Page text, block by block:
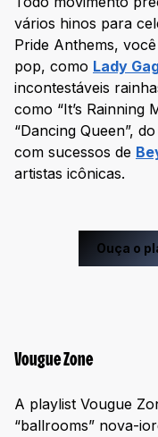
vários hinos para
Pride Anthems,
pop, como Lady
incontestáveis
como “It’s Rainning
“Dancing Queen”,
com sucessos de
artistas icônicas.
Ouça o
Vougue Zone
A playlist Vougue
“ballrooms” nova-